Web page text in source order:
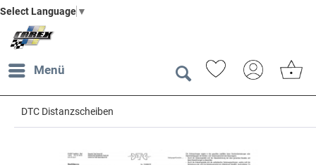
Select Language ▼
Menü
DTC Distanzscheiben